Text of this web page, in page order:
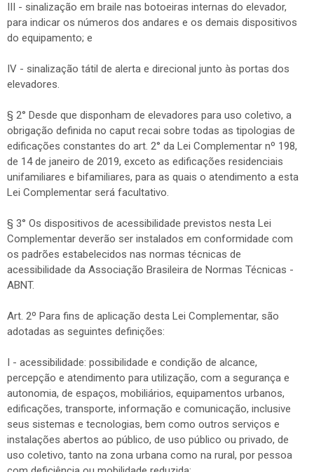
III - sinalização em braile nas botoeiras internas do elevador,
para indicar os números dos andares e os demais dispositivos
do equipamento; e
IV - sinalização tátil de alerta e direcional junto às portas dos
elevadores.
§ 2° Desde que disponham de elevadores para uso coletivo, a
obrigação definida no caput recai sobre todas as tipologias de
edificações constantes do art. 2° da Lei Complementar nº 198,
de 14 de janeiro de 2019, exceto as edificações residenciais
unifamiliares e bifamiliares, para as quais o atendimento a esta
Lei Complementar será facultativo.
§ 3° Os dispositivos de acessibilidade previstos nesta Lei
Complementar deverão ser instalados em conformidade com
os padrões estabelecidos nas normas técnicas de
acessibilidade da Associação Brasileira de Normas Técnicas -
ABNT.
Art. 2º Para fins de aplicação desta Lei Complementar, são
adotadas as seguintes definições:
I - acessibilidade: possibilidade e condição de alcance,
percepção e atendimento para utilização, com a segurança e
autonomia, de espaços, mobiliários, equipamentos urbanos,
edificações, transporte, informação e comunicação, inclusive
seus sistemas e tecnologias, bem como outros serviços e
instalações abertos ao público, de uso público ou privado, de
uso coletivo, tanto na zona urbana como na rural, por pessoa